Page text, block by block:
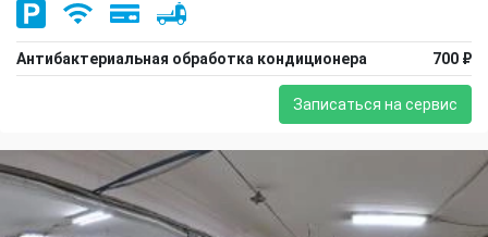
Антибактериальная обработка кондиционера 700 ₽
Записаться на сервис